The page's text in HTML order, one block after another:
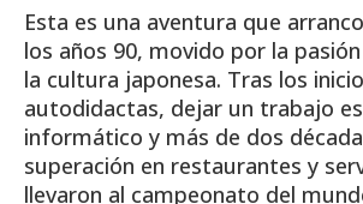
Esta es una aventura que
los años 90, movido por la
la cultura japonesa. Tras los
autodidactas, dejar un trabajo
informático y más de dos
superación en restaurantes y
llevaron al campeonato del